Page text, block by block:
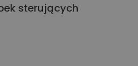
sterujących